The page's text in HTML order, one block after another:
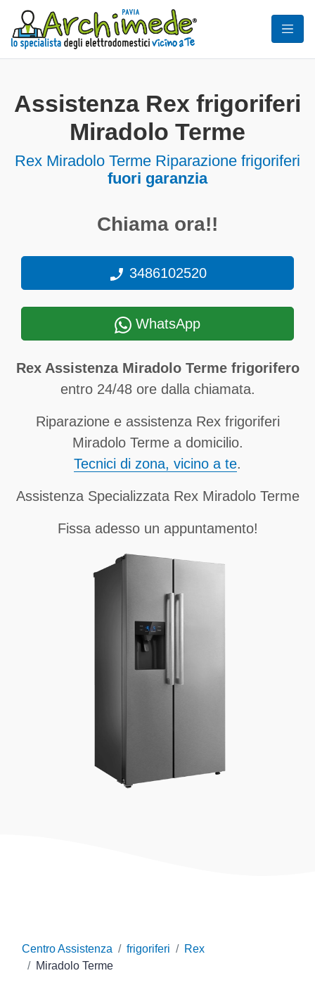
Assistenza Rex frigoriferi
Miradolo Terme
Rex Miradolo Terme Riparazione frigoriferi
fuori garanzia
Chiama ora!!
3486102520
WhatsApp
Rex Assistenza Miradolo Terme frigorifero
entro 24/48 ore dalla chiamata.
Riparazione e assistenza Rex frigoriferi
Miradolo Terme a domicilio.
Tecnici di zona, vicino a te.
Assistenza Specializzata Rex Miradolo Terme
Fissa adesso un appuntamento!
Centro Assistenza frigoriferi
Rex
Miradolo Terme